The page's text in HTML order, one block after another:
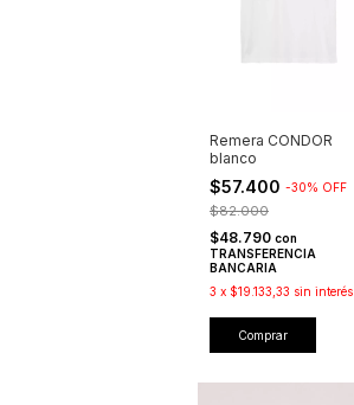
Remera CONDOR
blanco
$57.400 -30% OFF
$82.000
$48.790 con
TRANSFERENCIA
BANCARIA
3 x $19.133,33 sin interés
Comprar